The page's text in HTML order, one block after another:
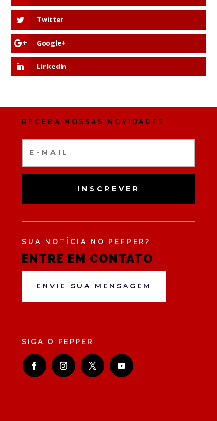
Twitter
Google+
LinkedIn
RECEBA NOSSAS NOVIDADES
INSCREVER
SUA NOTÍCIA NO PEPPER?
ENTRE EM CONTATO
ENVIE SUA MENSAGEM
SIGA O PEPPER